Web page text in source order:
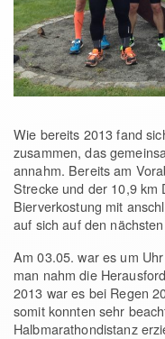
Wie bereits 2013 fand
zusammen, das
annahm. Bereits am
Strecke und der 10,9 km
Bierverkostung mit
auf sich auf den
Am 03.05. war es um
man nahm die
2013 war es bei Regen
somit konnten sehr
Halbmarathondistanz